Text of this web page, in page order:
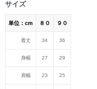
サイズ
単位：cm ８０ ９０
着丈 34 36
身幅 27 29
肩幅 23 25